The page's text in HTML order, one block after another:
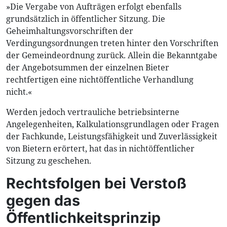
»Die Vergabe von Aufträgen erfolgt ebenfalls
grundsätzlich in öffentlicher Sitzung. Die
Geheimhaltungsvorschriften der
Verdingungsordnungen treten hinter den Vorschriften
der Gemeindeordnung zurück. Allein die Bekanntgabe
der Angebotsummen der einzelnen Bieter
rechtfertigen eine nichtöffentliche Verhandlung
nicht.«
Werden jedoch vertrauliche betriebsinterne
Angelegenheiten, Kalkulationsgrundlagen oder Fragen
der Fachkunde, Leistungsfähigkeit und Zuverlässigkeit
von Bietern erörtert, hat das in nichtöffentlicher
Sitzung zu geschehen.
Rechtsfolgen bei Verstoß
gegen das
Öffentlichkeitsprinzip